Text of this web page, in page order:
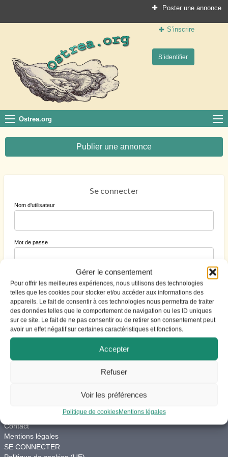
Gérer le consentement
Pour offrir les meilleures expériences, nous utilisons des technologies
telles que les cookies pour stocker et/ou accéder aux informations des
appareils. Le fait de consentir à ces technologies nous permettra de traiter
des données telles que le comportement de navigation ou les ID uniques
sur ce site. Le fait de ne pas consentir ou de retirer son consentement peut
avoir un effet négatif sur certaines caractéristiques et fonctions.
Accepter
Refuser
Voir les préférences
Politique de cookiesMentions légales
Poster une annonce
S’inscrire
S’identifier
Ostrea.org
Le site des professionnels de la conchyliculture
Ostrea.org
Publier une annonce
Se connecter
Nom d'utilisateur
Mot de passe
Se souvenir de moi
S’inscrire Mot de passe perdu ?
Contact
Mentions légales
SE CONNECTER